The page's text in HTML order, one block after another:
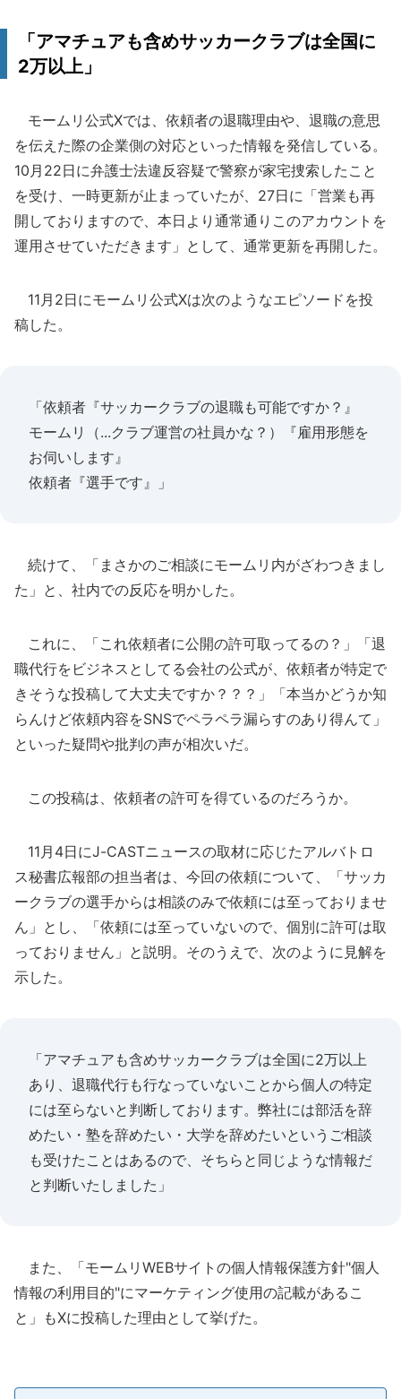
「アマチュアも含めサッカークラブは全国に
2万以上」
モームリ公式Xでは、依頼者の退職理由や、退職の意思
を伝えた際の企業側の対応といった情報を発信している。
10月22日に弁護士法違反容疑で警察が家宅捜索したこと
を受け、一時更新が止まっていたが、27日に「営業も再
開しておりますので、本日より通常通りこのアカウントを
運用させていただきます」として、通常更新を再開した。
11月2日にモームリ公式Xは次のようなエピソードを投
稿した。
「依頼者『サッカークラブの退職も可能ですか？』
モームリ（...クラブ運営の社員かな？）『雇用形態を
お伺いします』
依頼者『選手です』」
続けて、「まさかのご相談にモームリ内がざわつきまし
た」と、社内での反応を明かした。
これに、「これ依頼者に公開の許可取ってるの？」「退
職代行をビジネスとしてる会社の公式が、依頼者が特定で
きそうな投稿して大丈夫ですか？？？」「本当かどうか知
らんけど依頼内容をSNSでペラペラ漏らすのあり得んて」
といった疑問や批判の声が相次いだ。
この投稿は、依頼者の許可を得ているのだろうか。
11月4日にJ-CASTニュースの取材に応じたアルバトロ
ス秘書広報部の担当者は、今回の依頼について、「サッカ
ークラブの選手からは相談のみで依頼には至っておりませ
ん」とし、「依頼には至っていないので、個別に許可は取
っておりません」と説明。そのうえで、次のように見解を
示した。
「アマチュアも含めサッカークラブは全国に2万以上
あり、退職代行も行なっていないことから個人の特定
には至らないと判断しております。弊社には部活を辞
めたい・塾を辞めたい・大学を辞めたいというご相談
も受けたことはあるので、そちらと同じような情報だ
と判断いたしました」
また、「モームリWEBサイトの個人情報保護方針"個人
情報の利用目的"にマーケティング使用の記載があるこ
と」もXに投稿した理由として挙げた。